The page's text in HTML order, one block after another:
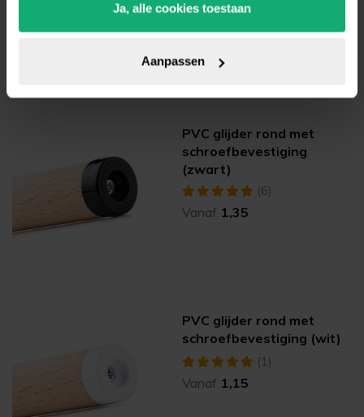
Ja, alle cookies toestaan
Aanpassen
Vanaf 0,99
NIEUW
PVC glijder rond met
schroefbevestiging
(zwart)
(6)
Vanaf 1,35
PVC glijder rond met
schroefbevestiging (wit)
(1)
Vanaf 1,15